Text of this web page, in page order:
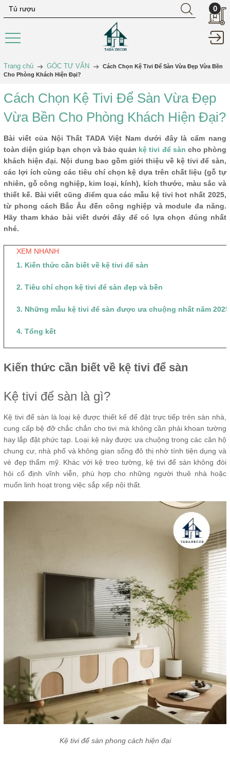
0
Trang chủ GÓC TƯ VẤN
Cách Chọn Kệ Tivi Để Sàn Vừa Đẹp Vừa Bền
Cho Phòng Khách Hiện Đại?
Cách Chọn Kệ Tivi Để Sàn Vừa Đẹp
Vừa Bền Cho Phòng Khách Hiện Đại?
Bài viết của Nội Thất TADA Việt Nam dưới đây là cẩm nang
toàn diện giúp bạn chọn và bảo quản kệ tivi để sàn cho phòng
khách hiện đại. Nội dung bao gồm giới thiệu về kệ tivi để sàn,
các lợi ích cùng các tiêu chí chọn kệ dựa trên chất liệu (gỗ tự
nhiên, gỗ công nghiệp, kim loại, kính), kích thước, màu sắc và
thiết kế. Bài viết cũng điểm qua các mẫu kệ tivi hot nhất 2025,
từ phong cách Bắc Âu đến công nghiệp và module đa năng.
Hãy tham khảo bài viết dưới đây để có lựa chọn đúng nhất
nhé.
XEM NHANH
1. Kiến thức cần biết về kệ tivi để sàn
2. Tiêu chí chọn kệ tivi để sàn đẹp và bền
3. Những mẫu kệ tivi để sàn được ưa chuộng nhất năm 2025
4. Tổng kết
Kiến thức cần biết về kệ tivi để sàn
Kệ tivi để sàn là gì?
Kệ tivi để sàn là loại kệ được thiết kế để đặt trực tiếp trên sàn nhà,
cung cấp bệ đỡ chắc chắn cho tivi mà không cần phải khoan tường
hay lắp đặt phức tạp. Loại kệ này được ưa chuộng trong các căn hộ
chung cư, nhà phố và không gian sống đô thị nhờ tính tiện dụng và
vẻ đẹp thẩm mỹ. Khác với kệ treo tường, kệ tivi để sàn không đòi
hỏi cố định vĩnh viễn, phù hợp cho những người thuê nhà hoặc
muốn linh hoạt trong việc sắp xếp nội thất.
Kệ tivi để sàn phong cách hiện đại